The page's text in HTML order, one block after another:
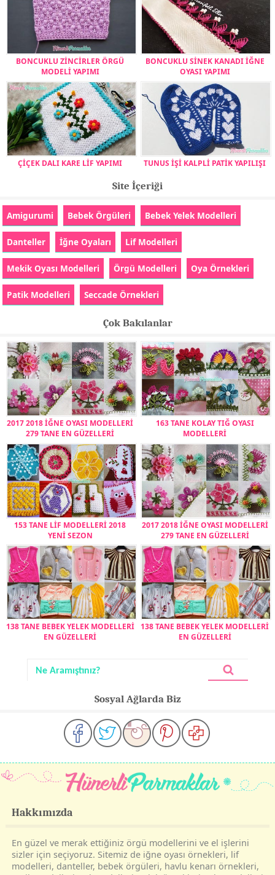
BONCUKLU ZİNCİRLER ÖRGÜ
MODELİ YAPIMI
BONCUKLU SİNEK KANADI İĞNE
OYASI YAPIMI
ÇİÇEK DALI KARE LİF YAPIMI TUNUS İŞİ KALPLİ PATİK YAPILIŞI
Site İçeriği
Amigurumi Bebek Örgüleri Bebek Yelek Modelleri
Danteller İğne Oyaları Lif Modelleri
Mekik Oyası Modelleri Örgü Modelleri Oya Örnekleri
Patik Modelleri Seccade Örnekleri
Çok Bakılanlar
2017 2018 İĞNE OYASI MODELLERİ
279 TANE EN GÜZELLERİ
163 TANE KOLAY TIĞ OYASI
MODELLERİ
153 TANE LİF MODELLERİ 2018
YENİ SEZON
2017 2018 İĞNE OYASI MODELLERİ
279 TANE EN GÜZELLERİ
138 TANE BEBEK YELEK MODELLERİ
EN GÜZELLERİ
138 TANE BEBEK YELEK MODELLERİ
EN GÜZELLERİ
Sosyal Ağlarda Biz
Hakkımızda
En güzel ve merak ettiğiniz örgü modellerini ve el işlerini
sizler için seçiyoruz. Sitemiz de iğne oyası örnekleri, lif
modelleri, danteller, bebek örgüleri, havlu kenarı örnekleri,